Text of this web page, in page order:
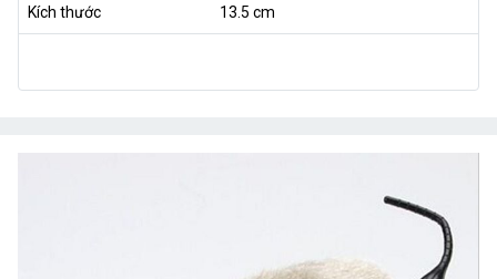
Kích thước 13.5 cm